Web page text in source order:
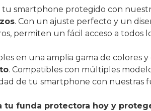
smartphone protegido con
. Con un ajuste perfecto y un
permiten un fácil acceso a todos
en una amplia gama de colores
. Compatibles con múltiples
de tu smartphone con nuestras
tu funda protectora hoy y